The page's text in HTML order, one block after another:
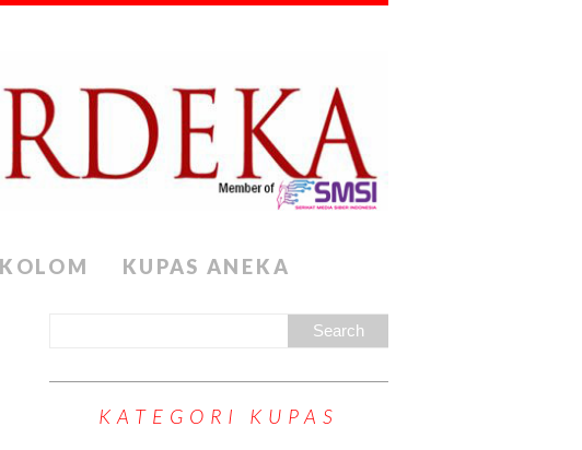
KUPAS ANEKA
KATEGORI KUPAS